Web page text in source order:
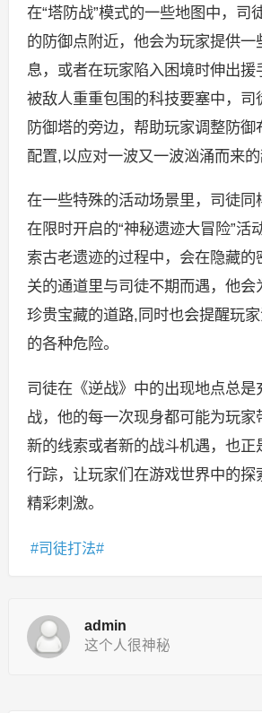
在“塔防战”模式的一些地图中，司
的防御点附近，他会为玩家提供一
息，或者在玩家陷入困境时伸出援
被敌人重重包围的科技要塞中，司
防御塔的旁边，帮助玩家调整防御
配置,以应对一波又一波汹涌而来的
在一些特殊的活动场景里，司徒同
在限时开启的“神秘遗迹大冒险”活
索古老遗迹的过程中，会在隐藏的
关的通道里与司徒不期而遇，他会
珍贵宝藏的道路,同时也会提醒玩
的各种危险。
司徒在《逆战》中的出现地点总是
战，他的每一次现身都可能为玩家
新的线索或者新的战斗机遇，也正
行踪，让玩家们在游戏世界中的探
精彩刺激。
司徒打法
admin
这个人很神秘